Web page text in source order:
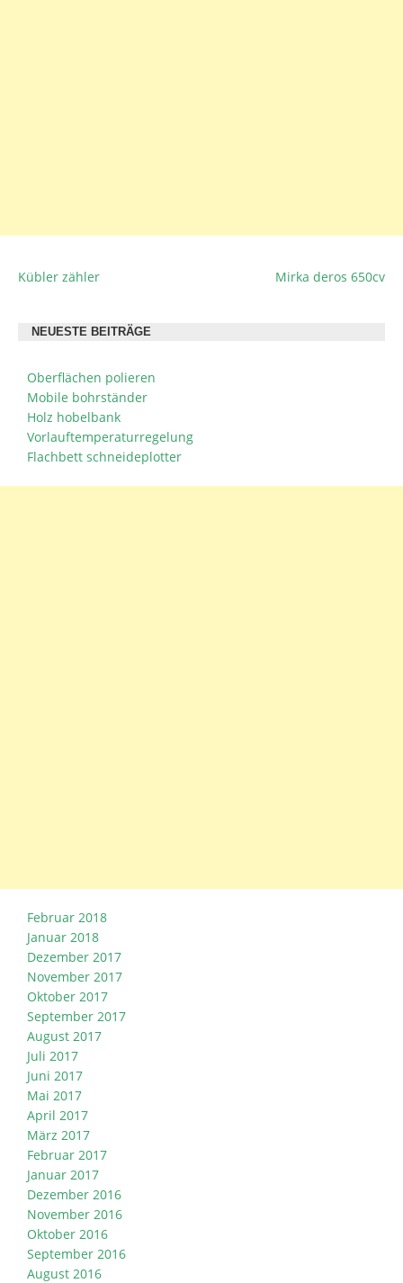
BEITRAGSNAVIGATION
Kübler zähler Mirka deros 650cv
NEUESTE BEITRÄGE
Oberflächen polieren
Mobile bohrständer
Holz hobelbank
Vorlauftemperaturregelung
Flachbett schneideplotter
Februar 2018
Januar 2018
Dezember 2017
November 2017
Oktober 2017
September 2017
August 2017
Juli 2017
Juni 2017
Mai 2017
April 2017
März 2017
Februar 2017
Januar 2017
Dezember 2016
November 2016
Oktober 2016
September 2016
August 2016